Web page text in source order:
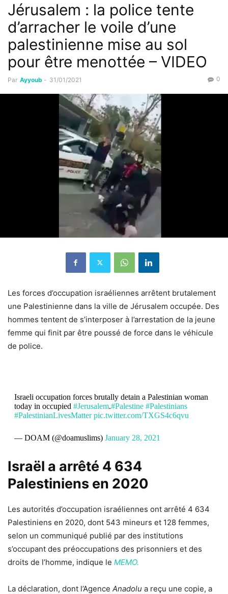
Jérusalem : la police tente
d’arracher le voile d’une
palestinienne mise au sol
pour être menottée – VIDEO
Par Ayyoub - 31/01/2021 0
Les forces d’occupation israéliennes arrêtent brutalement
une Palestinienne dans la ville de Jérusalem occupée. Des
hommes tentent de s’interposer à l’arrestation de la jeune
femme qui finit par être poussé de force dans le véhicule
de police.
Israeli occupation forces brutally detain a Palestinian woman
today in occupied #Jerusalem.#Palestine #Palestinians
#PalestinianLivesMatter pic.twitter.com/TXGS4c6qvu
— DOAM (@doamuslims) January 28, 2021
Israël a arrêté 4 634
Palestiniens en 2020
Les autorités d’occupation israéliennes ont arrêté 4 634
Palestiniens en 2020, dont 543 mineurs et 128 femmes,
selon un communiqué publié par des institutions
s’occupant des préoccupations des prisonniers et des
droits de l’homme, indique le MEMO.
La déclaration, dont l’Agence Anadolu a reçu une copie, a